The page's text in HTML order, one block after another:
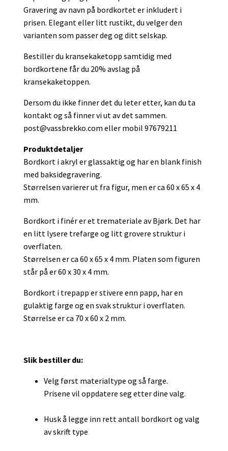
Gravering av navn på bordkortet er inkludert i
prisen. Elegant eller litt rustikt, du velger den
varianten som passer deg og ditt selskap.
Bestiller du kransekaketopp samtidig med
bordkortene får du 20% avslag på
kransekaketoppen.
Dersom du ikke finner det du leter etter, kan du ta
kontakt og så finner vi ut av det sammen.
post@vassbrekko.com eller mobil 97679211
Produktdetaljer
Bordkort i akryl er glassaktig og har en blank finish
med baksidegravering.
Størrelsen varierer ut fra figur, men er ca 60 x 65 x 4
mm.
Bordkort i finér er et tremateriale av Bjørk. Det har
en litt lysere trefarge og litt grovere struktur i
overflaten.
Størrelsen er ca 60 x 65 x 4 mm. Platen som figuren
står på er 60 x 30 x 4 mm.
Bordkort i trepapp er stivere enn papp, har en
gulaktig farge og en svak struktur i overflaten.
Størrelse er ca 70 x 60 x 2 mm.
Slik bestiller du:
Velg først materialtype og så farge.
Prisene vil oppdatere seg etter dine valg.
Husk å legge inn rett antall bordkort og valg
av skrift type